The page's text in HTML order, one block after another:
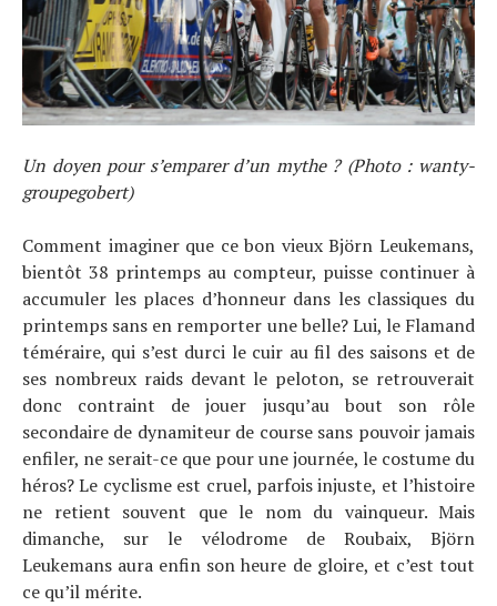
Un doyen pour s’emparer d’un mythe ? (Photo : wanty-
groupegobert)
Comment imaginer que ce bon vieux Björn Leukemans,
bientôt 38 printemps au compteur, puisse continuer à
accumuler les places d’honneur dans les classiques du
printemps sans en remporter une belle? Lui, le Flamand
téméraire, qui s’est durci le cuir au fil des saisons et de
ses nombreux raids devant le peloton, se retrouverait
donc contraint de jouer jusqu’au bout son rôle
secondaire de dynamiteur de course sans pouvoir jamais
enfiler, ne serait-ce que pour une journée, le costume du
héros? Le cyclisme est cruel, parfois injuste, et l’histoire
ne retient souvent que le nom du vainqueur. Mais
dimanche, sur le vélodrome de Roubaix, Björn
Leukemans aura enfin son heure de gloire, et c’est tout
ce qu’il mérite.